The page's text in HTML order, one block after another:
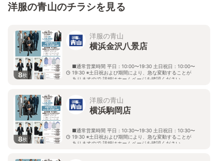
洋服の青山のチラシを見る
8枚
洋服の青山
横浜金沢八景店
■通常営業時間 平日：10:00〜19:30 土日祝日：10:00〜
19:30 ※土日祝および期間により、急な変動することが
ありますので 詳細はホームページを確認ください
8枚
洋服の青山
横浜駒岡店
■通常営業時間 平日：10:30〜19:30 土日祝日：10:30〜
19:30 ※土日祝および期間により、急な変動することが
ありますので 詳細はホームページを確認ください